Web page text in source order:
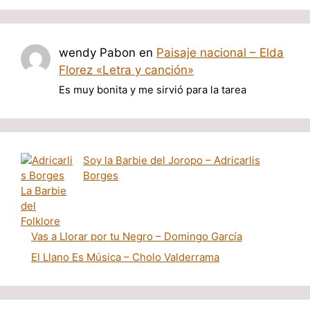
wendy Pabon en Paisaje nacional – Elda
Florez «Letra y canción»
Es muy bonita y me sirvió para la tarea
Soy la Barbie del Joropo – Adricarlis
Borges
Vas a Llorar por tu Negro – Domingo García
El Llano Es Música – Cholo Valderrama